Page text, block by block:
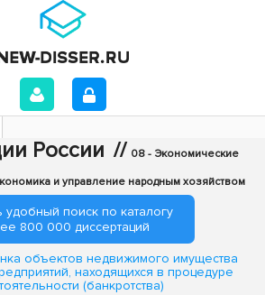
России // 08 - Экономические
и управление народным хозяйством
удобный поиск по каталогу
800 000 диссертаций
объектов недвижимого имущества
находящихся в процедуре
(банкротства)